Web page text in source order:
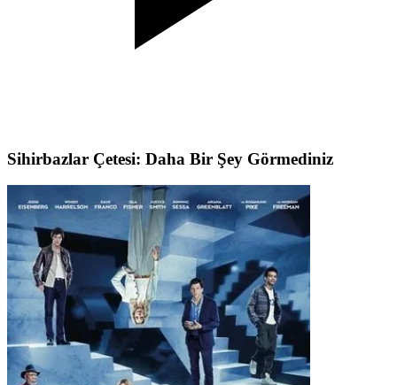
Sihirbazlar Çetesi: Daha Bir Şey Görmediniz